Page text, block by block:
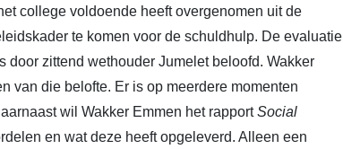
college voldoende heeft overgenomen uit de
te komen voor de schuldhulp. De evaluatie
zittend wethouder Jumelet beloofd. Wakker
van die belofte. Er is op meerdere momenten
wil Wakker Emmen het rapportSocial
en wat deze heeft opgeleverd. Alleen een